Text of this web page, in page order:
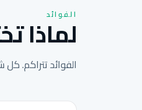
الفوائد
لماذا
الفوائد تتراكم.